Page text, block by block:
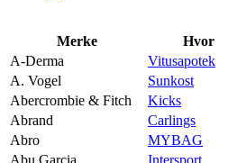
Inspirasjon
Merke
Hvor
A-Derma
Vitusapotek
A. Vogel
Sunkost
Abercrombie & Fitch
Kicks
Abrand
Carlings
Abro
MYBAG
Abu Garcia
Intersport